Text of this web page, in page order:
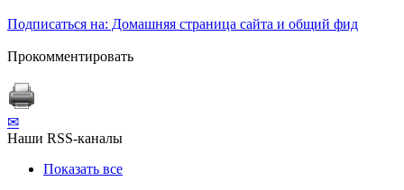
Подписаться на: Домашняя страница сайта и общий фид
Прокомментировать
✉
Наши RSS-каналы
Показать все